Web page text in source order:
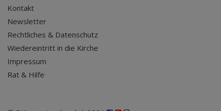
Kontakt
Newsletter
Rechtliches & Datenschutz
Wiedereintritt in die Kirche
Impressum
Rat & Hilfe